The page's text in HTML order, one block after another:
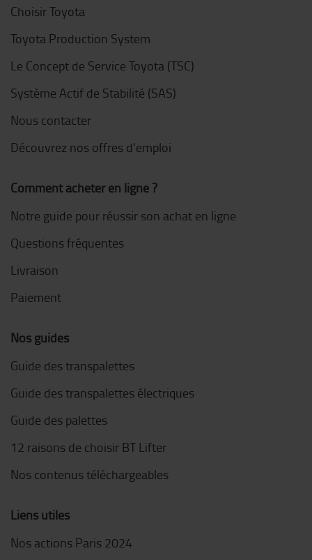
Choisir Toyota
Toyota Production System
Le Concept de Service Toyota (TSC)
Système Actif de Stabilité (SAS)
Nous contacter
Découvrez nos offres d'emploi
Comment acheter en ligne ?
Notre guide pour réussir son achat en ligne
Questions fréquentes
Livraison
Paiement
Nos guides
Guide des transpalettes
Guide des transpalettes électriques
Guide des palettes
12 raisons de choisir BT Lifter
Nos contenus téléchargeables
Liens utiles
Nos actions Paris 2024